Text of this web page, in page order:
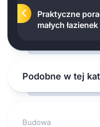
Praktyczne
małych łazienek
Podobne w tej
Budowa